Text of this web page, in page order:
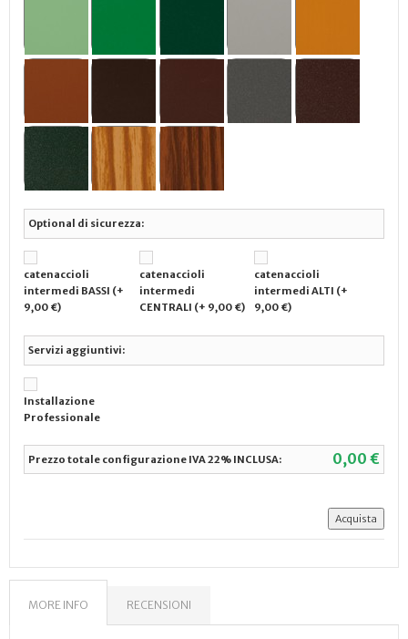
Optional di sicurezza:
catenaccioli
intermedi BASSI (+
9,00 €)
catenaccioli
intermedi
CENTRALI (+ 9,00 €)
catenaccioli
intermedi ALTI (+
9,00 €)
Servizi aggiuntivi:
Installazione
Professionale
Prezzo totale configurazione IVA 22% INCLUSA: 0,00 €
MORE INFO RECENSIONI